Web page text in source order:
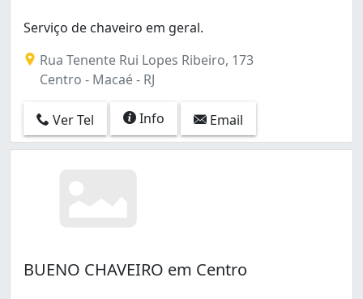
Serviço de chaveiro em geral.
Rua Tenente Rui Lopes Ribeiro, 173
Centro - Macaé - RJ
Ver Tel Info Email
BUENO CHAVEIRO em Centro